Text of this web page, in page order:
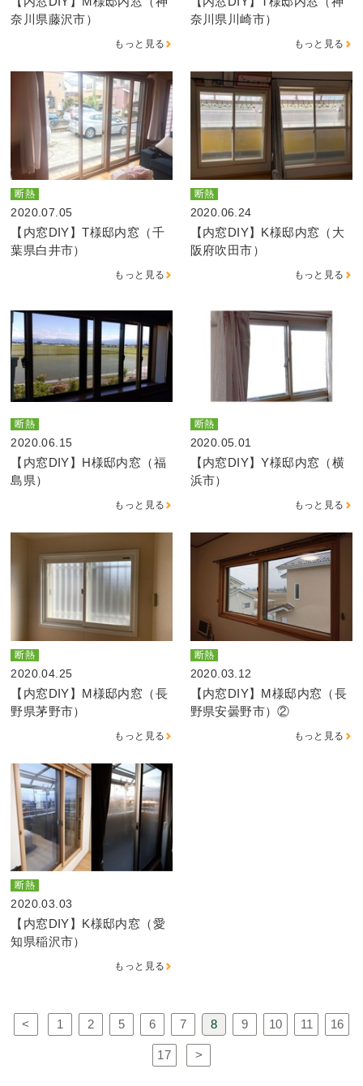
奈川県藤沢市）
もっと見る
奈川県川崎市）
もっと見る
断熱
2020.07.05
【内窓DIY】T様邸内窓（千
葉県白井市）
もっと見る
断熱
2020.06.24
【内窓DIY】K様邸内窓（大
阪府吹田市）
もっと見る
断熱
2020.06.15
【内窓DIY】H様邸内窓（福
島県）
もっと見る
断熱
2020.05.01
【内窓DIY】Y様邸内窓（横
浜市）
もっと見る
断熱
2020.04.25
【内窓DIY】M様邸内窓（長
野県茅野市）
もっと見る
断熱
2020.03.12
【内窓DIY】M様邸内窓（長
野県安曇野市）②
もっと見る
断熱
2020.03.03
【内窓DIY】K様邸内窓（愛
知県稲沢市）
もっと見る
< 1 2 5 6 7 8 9 10 11 16
17 >